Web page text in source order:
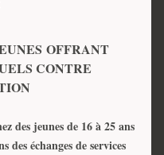
OFFRANT
CONTRE
des jeunes de 16 à 25 ans
échanges de services